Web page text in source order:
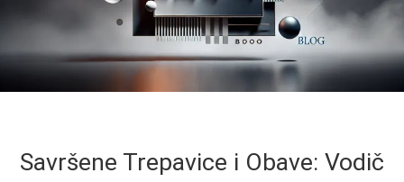
Savršene Trepavice i Obave: Vodič